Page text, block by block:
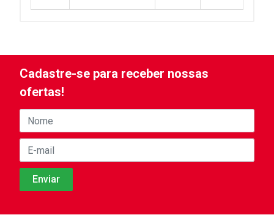
Cadastre-se para receber nossas
ofertas!